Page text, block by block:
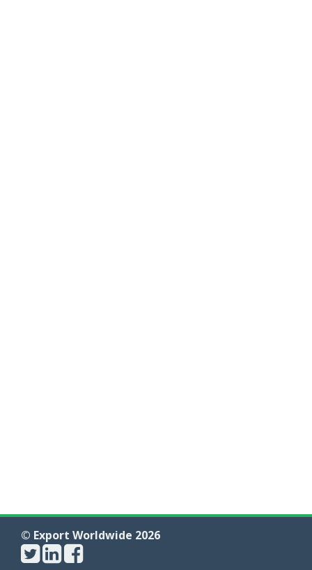
© Export Worldwide 2026